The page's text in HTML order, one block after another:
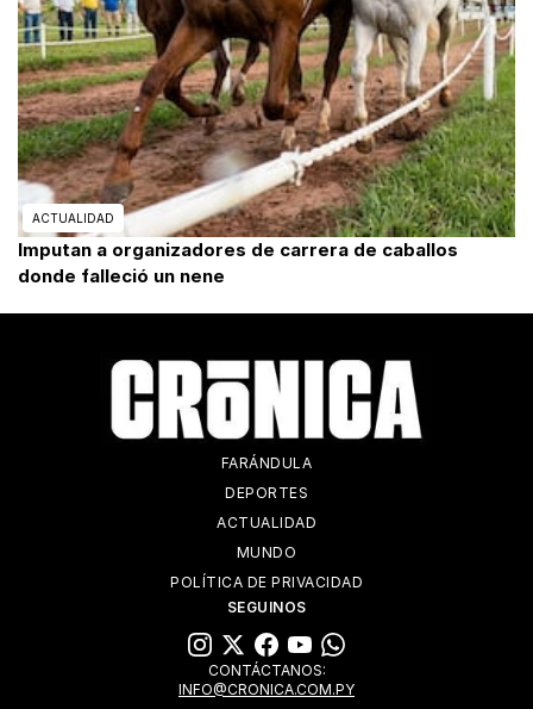
ACTUALIDAD
Imputan a organizadores de carrera de caballos
donde falleció un nene
FARÁNDULA
DEPORTES
ACTUALIDAD
MUNDO
POLÍTICA DE PRIVACIDAD
SEGUINOS
CONTÁCTANOS:
INFO@CRONICA.COM.PY